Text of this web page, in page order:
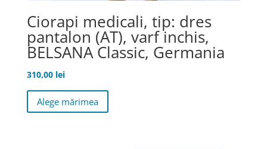
Ciorapi medicali, tip: dres
pantalon (AT), varf inchis,
BELSANA Classic, Germania
310,00 lei
Alege mărimea
Acest
are